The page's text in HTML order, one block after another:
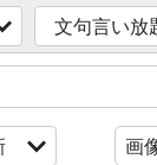
文句言い放
画